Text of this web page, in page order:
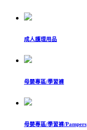
成人護理用品
母嬰專區/學習褲
母嬰專區/學習褲/Pampers